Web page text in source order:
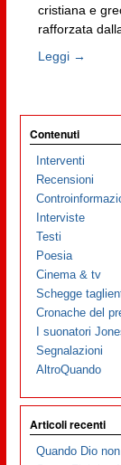
cristiana e
rafforzata
Leggi →
Contenuti
Interventi
Recensioni
Interviste
Testi
Poesia
Cinema & tv
Schegge
Cronache del
I suonatori
Segnalazioni
AltroQuando
Articoli recenti
Quando Dio